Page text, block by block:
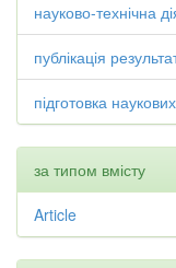
науково-технічна
публікація
підготовка
за типом вмісту
Article